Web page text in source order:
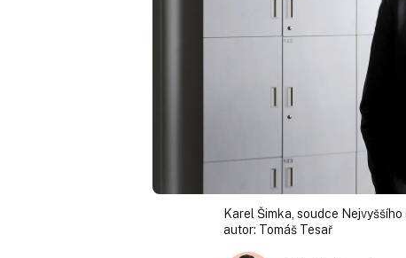
Karel Šimka, soudce Nejvyššího
autor: Tomáš Tesař